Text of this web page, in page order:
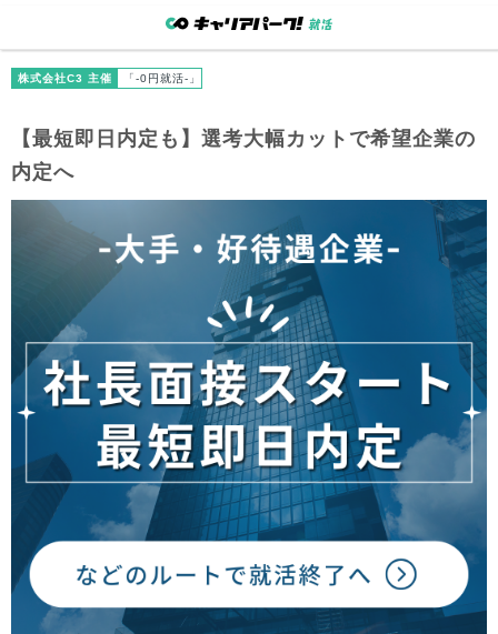
株式会社C3 主催 「-0円就活-」
【最短即日内定も】選考大幅カットで希望企業の
内定へ